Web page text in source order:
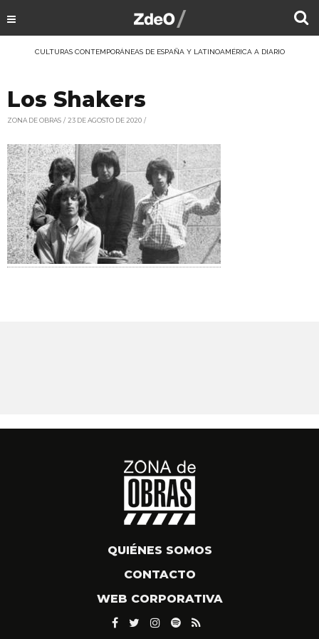
CULTURAS CONTEMPORÁNEAS DE ESPAÑA Y LATINOAMÉRICA A DIARIO
Los Shakers
ZONA DE OBRAS 23 DE AGOSTO DE 2020
QUIÉNES SOMOS
CONTACTO
WEB CORPORATIVA